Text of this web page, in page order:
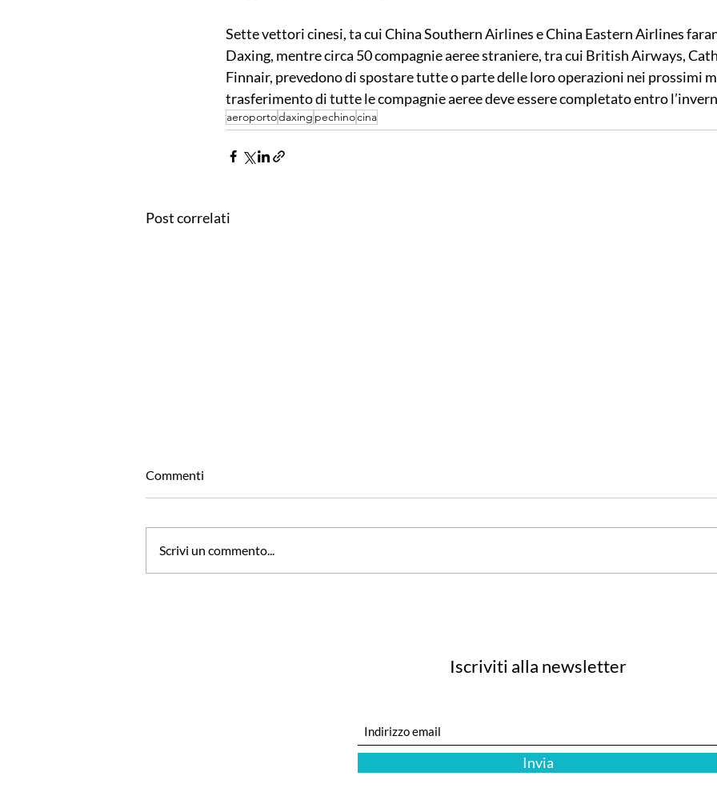
Sette vettori cinesi, ta cui China Southern Airlines e China Eastern Airlines
Daxing, mentre circa 50 compagnie aeree straniere, tra cui British Airways,
Finnair, prevedono di spostare tutte o parte delle loro operazioni nei prossimi
trasferimento di tutte le compagnie aeree deve essere completato entro
aeroportodaxing pechinocina
Post correlati
Commenti
Scrivi un commento...
Iscriviti alla newsletter
Invia